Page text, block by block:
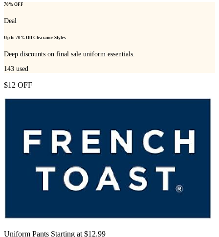
70% OFF
Deal
Up to 70% Off Clearance Styles
Deep discounts on final sale uniform essentials.
143 used
$12 OFF
Uniform Pants Starting at $12.99